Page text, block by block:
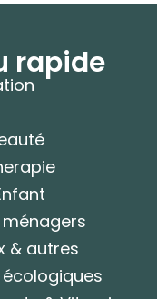
rapide
& autres